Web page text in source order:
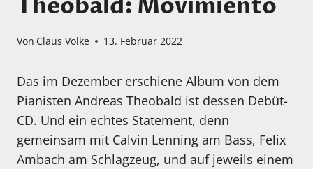
Von Claus Volke 13. Februar 2022
Das im Dezember erschiene Album von dem
Pianisten Andreas Theobald ist dessen Debüt-
CD. Und ein echtes Statement, denn
gemeinsam mit Calvin Lenning am Bass, Felix
Ambach am Schlagzeug, und auf jeweils einem